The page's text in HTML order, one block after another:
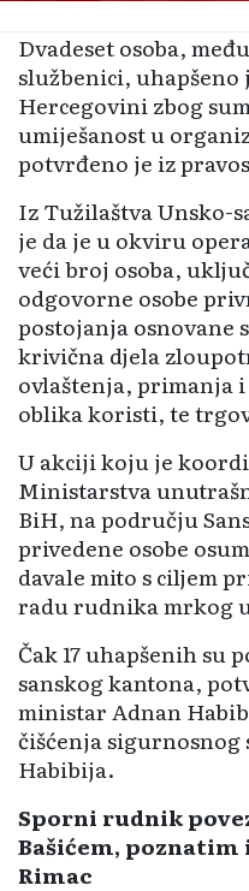
Dvadeset osoba,
službenici, uhapšeno
Hercegovini zbog
umiješanost u
potvrđeno je iz
Iz Tužilaštva Unsko-
je da je u okviru
veći broj osoba,
odgovorne osobe
postojanja osnovane
krivična djela
ovlaštenja, primanja
oblika koristi, te
U akciji koju je
Ministarstva
BiH, na području
privedene osobe
davale mito s ciljem
radu rudnika mrkog
Čak 17 uhapšenih su
sanskog kantona,
ministar Adnan
čišćenja sigurnosnog
Habibija.
Sporni rudnik
Bašićem, poznatim
Rimac